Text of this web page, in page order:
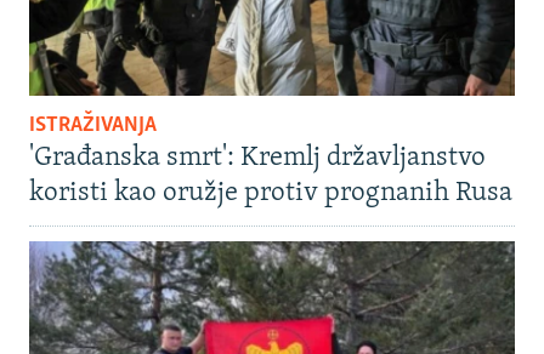
ISTRAŽIVANJA
'Građanska smrt': Kremlj državljanstvo
koristi kao oružje protiv prognanih Rusa